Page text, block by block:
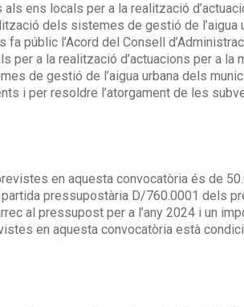
ens locals per a la realització
dels sistemes de gestió de
públic l’Acord del Consell
per a la realització d’actuacions per a
de gestió de l’aigua urbana dels
i per resoldre l’atorgament de les
en aquesta convocatòria és de
pressupostària D/760.0001 dels
al pressupost per a l’any 2024 i un
en aquesta convocatòria està